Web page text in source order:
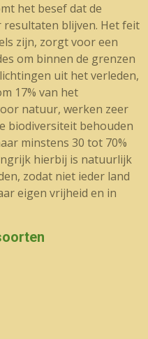
het besef dat de
blijven. Het feit
zijn, zorgt voor een
om binnen de grenzen
uit het verleden,
17% van het
natuur, werken zeer
biodiversiteit behouden
minstens 30 tot 70%
hierbij is natuurlijk
zodat niet ieder land
eigen vrijheid en in